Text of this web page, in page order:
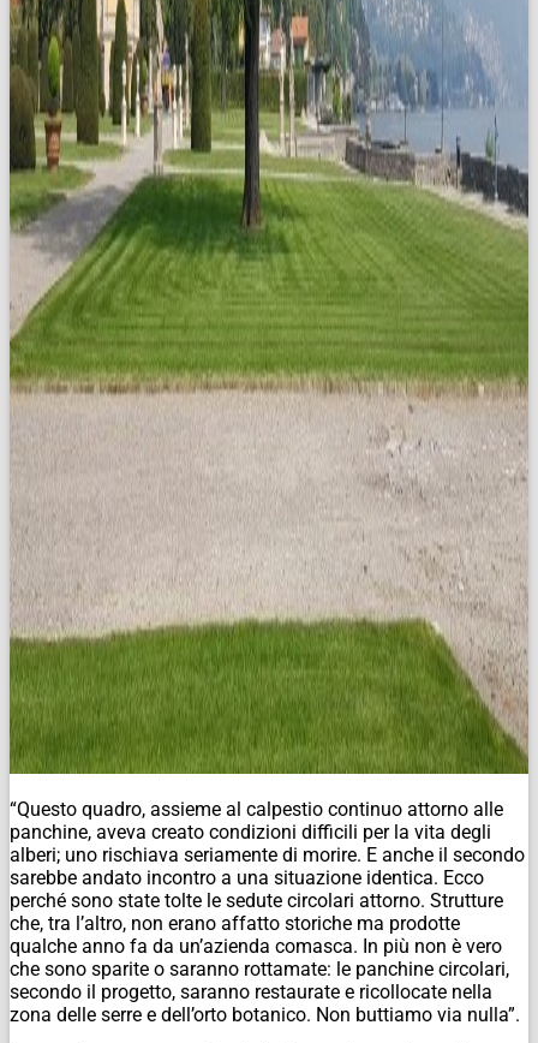
“Questo quadro, assieme al calpestio continuo attorno alle
panchine, aveva creato condizioni difficili per la vita degli
alberi; uno rischiava seriamente di morire. E anche il secondo
sarebbe andato incontro a una situazione identica. Ecco
perché sono state tolte le sedute circolari attorno. Strutture
che, tra l’altro, non erano affatto storiche ma prodotte
qualche anno fa da un’azienda comasca. In più non è vero
che sono sparite o saranno rottamate: le panchine circolari,
secondo il progetto, saranno restaurate e ricollocate nella
zona delle serre e dell’orto botanico. Non buttiamo via nulla”.